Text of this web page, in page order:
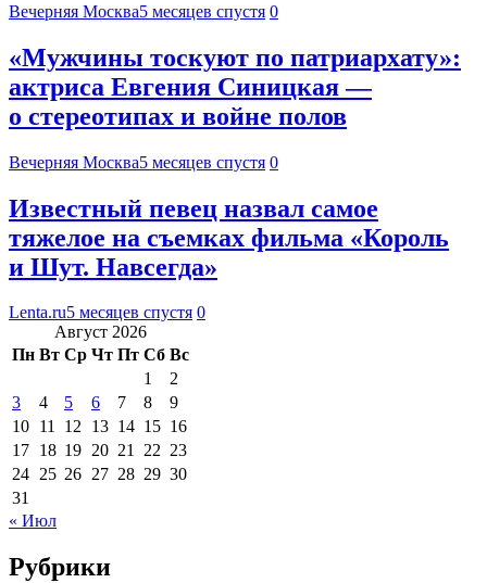
Вечерняя Москва5 месяцев спустя 0
«Мужчины тоскуют по патриархату»:
актриса Евгения Синицкая —
о стереотипах и войне полов
Вечерняя Москва5 месяцев спустя 0
Известный певец назвал самое
тяжелое на съемках фильма «Король
и Шут. Навсегда»
Lenta.ru5 месяцев спустя 0
Август 2026
Пн Вт Ср Чт Пт Сб Вс
1
2
3
4 5 6 7 8
9
10 11 12 13 14 15 16
17 18 19 20 21 22 23
24 25 26 27 28 29 30
31
« Июл
Рубрики